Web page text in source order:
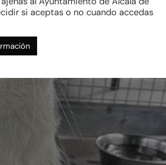
si aceptas o no cuando accedas